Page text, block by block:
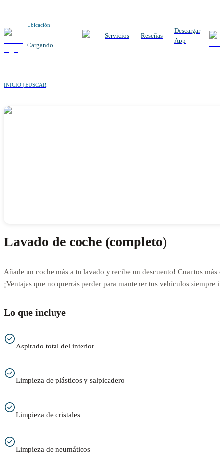
Ubicación
Cargando...
Servicios Reseñas
Descargar
App
INICIO | BUSCAR
Lavado de coche (completo)
Añade un coche más a tu lavado y recibe un descuento! Cuantos más
¡Ventajas que no querrás perder para mantener tus vehículos siempre
Lo que incluye
Aspirado total del interior
Limpieza de plásticos y salpicadero
Limpieza de cristales
Limpieza de neumáticos